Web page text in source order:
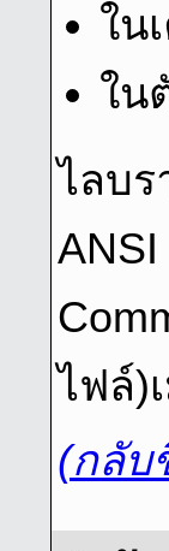
ใน
ใน
ไลบร
ไฟล์)
(กลับ